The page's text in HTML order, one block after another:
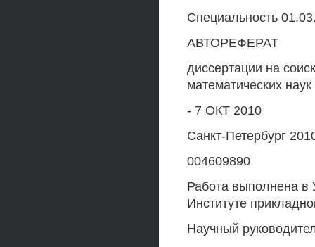
Специальность
АВТОРЕФЕРАТ
диссертации на
математических наук
- 7 ОКТ 2010
Санкт-Петербург
004609890
Работа выполнена в
Институте
Научный